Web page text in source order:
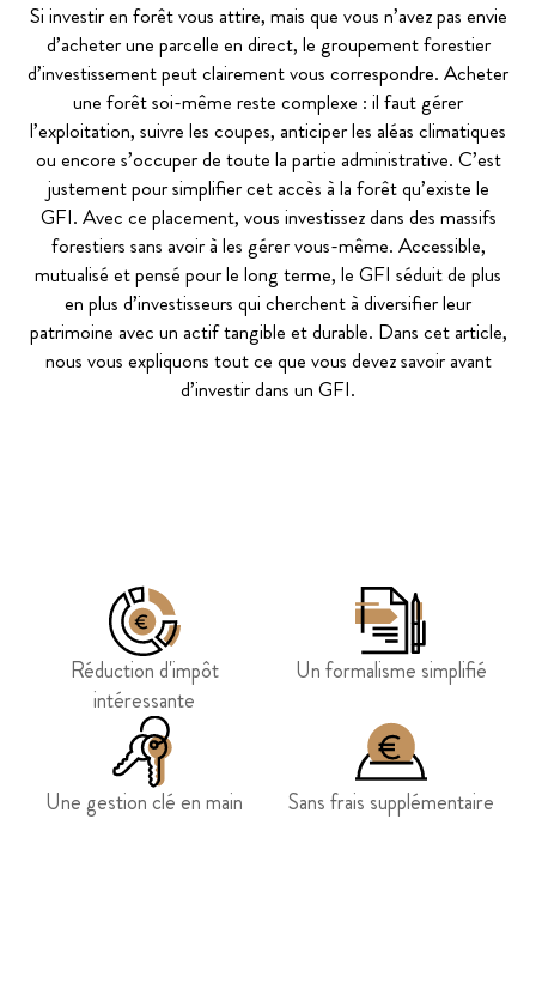
Si investir en forêt vous attire, mais que vous n’avez pas envie
d’acheter une parcelle en direct, le groupement forestier
d’investissement peut clairement vous correspondre. Acheter
une forêt soi-même reste complexe : il faut gérer
l’exploitation, suivre les coupes, anticiper les aléas climatiques
ou encore s’occuper de toute la partie administrative. C’est
justement pour simplifier cet accès à la forêt qu’existe le
GFI. Avec ce placement, vous investissez dans des massifs
forestiers sans avoir à les gérer vous-même. Accessible,
mutualisé et pensé pour le long terme, le GFI séduit de plus
en plus d’investisseurs qui cherchent à diversifier leur
patrimoine avec un actif tangible et durable. Dans cet article,
nous vous expliquons tout ce que vous devez savoir avant
d’investir dans un GFI.
Réduction d'impôt
intéressante
Un formalisme simplifié
Une gestion clé en main Sans frais supplémentaire